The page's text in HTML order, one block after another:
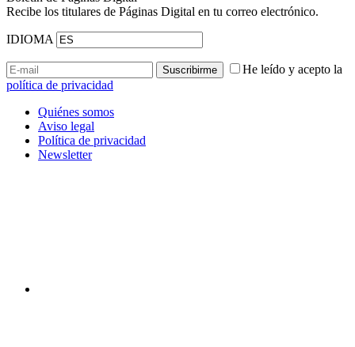
Recibe los titulares de Páginas Digital en tu correo electrónico.
IDIOMA
He leído y acepto la
política de privacidad
Quiénes somos
Aviso legal
Política de privacidad
Newsletter